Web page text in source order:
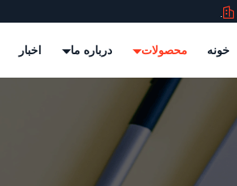
خونه محصولات درباره ما اخبار